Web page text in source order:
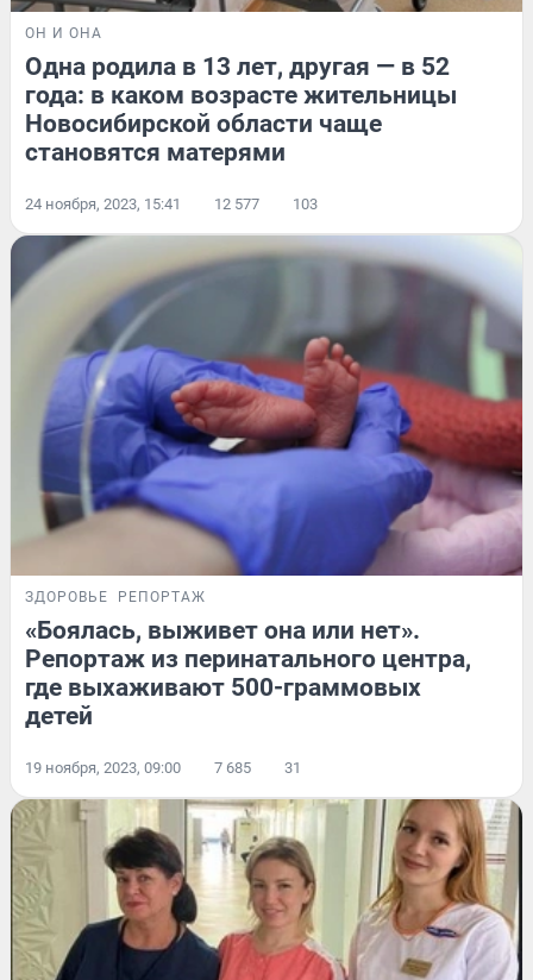
ОН И ОНА
Одна родила в 13 лет, другая — в 52
года: в каком возрасте жительницы
Новосибирской области чаще
становятся матерями
24 ноября, 2023, 15:41 12 577 103
ЗДОРОВЬЕ РЕПОРТАЖ
«Боялась, выживет она или нет».
Репортаж из перинатального центра,
где выхаживают 500-граммовых
детей
19 ноября, 2023, 09:00 7 685 31